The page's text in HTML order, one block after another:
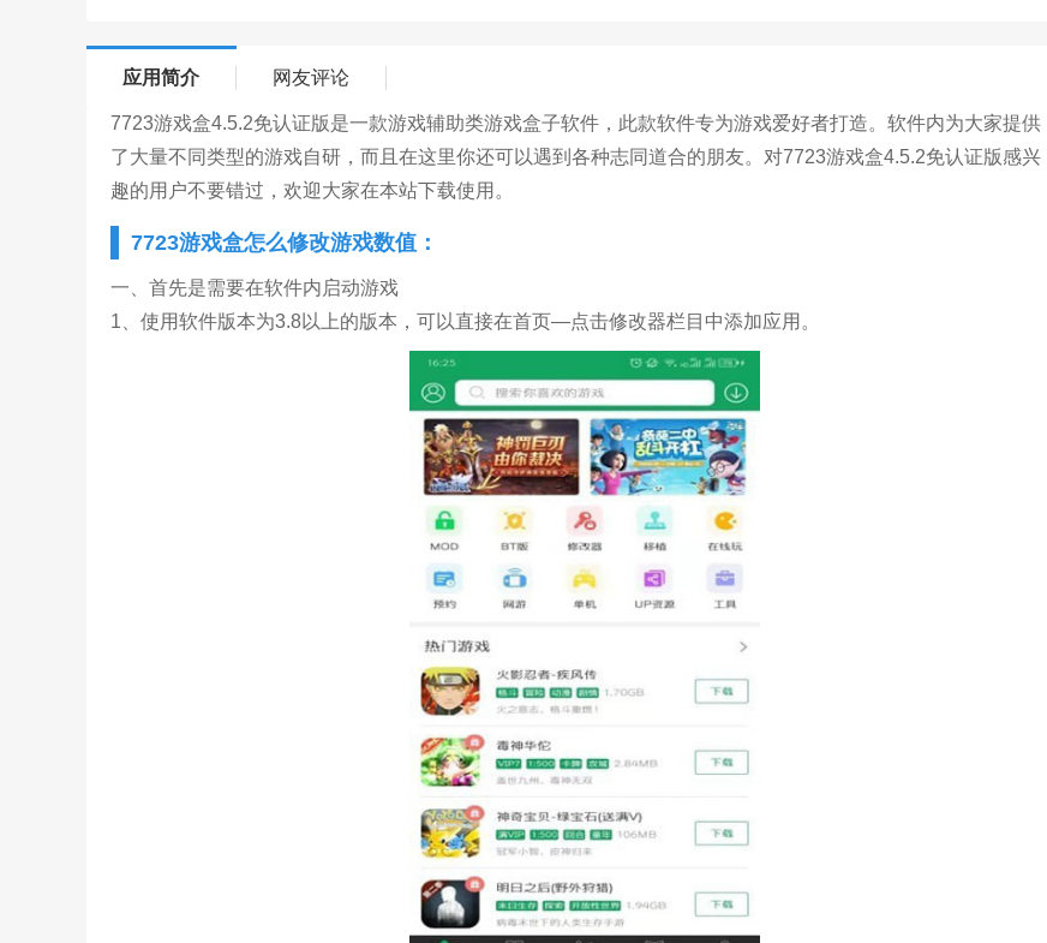
应用简介 网友评论
7723游戏盒4.5.2免认证版是一款游戏辅助类游戏盒子软件，此款软件专为游戏爱好者打造。软件内为大家提供
了大量不同类型的游戏自研，而且在这里你还可以遇到各种志同道合的朋友。对7723游戏盒4.5.2免认证版感兴
趣的用户不要错过，欢迎大家在本站下载使用。
7723游戏盒怎么修改游戏数值：
一、首先是需要在软件内启动游戏
1、使用软件版本为3.8以上的版本，可以直接在首页—点击修改器栏目中添加应用。